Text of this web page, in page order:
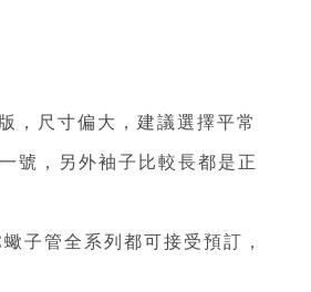
，尺寸偏大，建議選擇平常
號，另外袖子比較長都是正
子管全系列都可接受預訂，